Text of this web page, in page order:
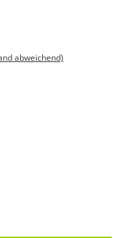
abweichend)